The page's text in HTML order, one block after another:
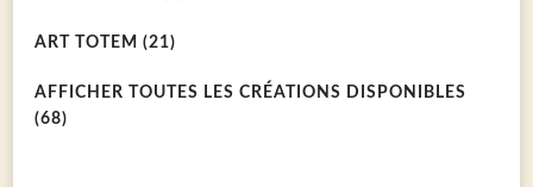
ART TOTEM (21)
AFFICHER TOUTES LES CRÉATIONS DISPONIBLES
(68)